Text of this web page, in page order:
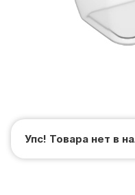
Упс! Товара нет в